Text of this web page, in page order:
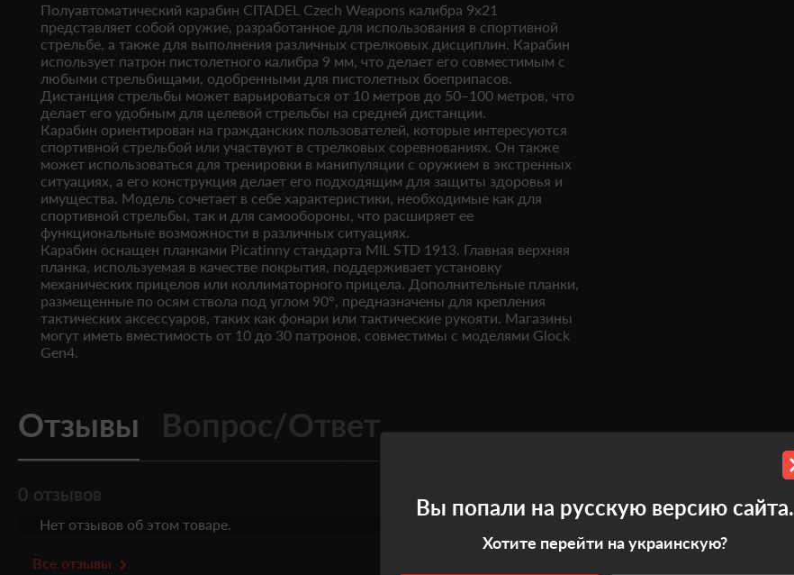
Полуавтоматический карабин CITADEL Czech Weapons калибра 9x21
представляет собой оружие, разработанное для использования в спортивной
стрельбе, а также для выполнения различных стрелковых дисциплин. Карабин
использует патрон пистолетного калибра 9 мм, что делает его совместимым с
любыми стрельбищами, одобренными для пистолетных боеприпасов.
Дистанция стрельбы может варьироваться от 10 метров до 50–100 метров, что
делает его удобным для целевой стрельбы на средней дистанции.
Карабин ориентирован на гражданских пользователей, которые интересуются
спортивной стрельбой или участвуют в стрелковых соревнованиях. Он также
может использоваться для тренировки в манипуляции с оружием в экстренных
ситуациях, а его конструкция делает его подходящим для защиты здоровья и
имущества. Модель сочетает в себе характеристики, необходимые как для
спортивной стрельбы, так и для самообороны, что расширяет ее
функциональные возможности в различных ситуациях.
Карабин оснащен планками Picatinny стандарта MIL STD 1913. Главная верхняя
планка, используемая в качестве покрытия, поддерживает установку
механических прицелов или коллиматорного прицела. Дополнительные планки,
размещенные по осям ствола под углом 90°, предназначены для крепления
тактических аксессуаров, таких как фонари или тактические рукояти. Магазины
могут иметь вместимость от 10 до 30 патронов, совместимы с моделями Glock
Gen4.
Отзывы Вопрос/Ответ
0 отзывов
Нет отзывов об этом товаре.
Все отзывы
Вы попали на русскую версию сайта.
Хотите перейти на украинскую?